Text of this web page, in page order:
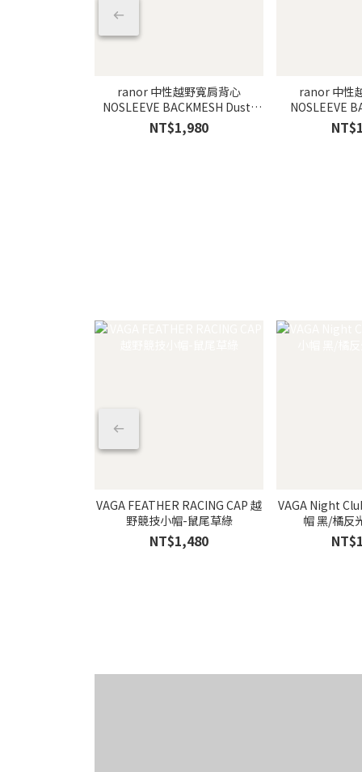
ranor 中性越野寬肩背心
NOSLEEVE BACKMESH Dusty
Pink/霧粉
NT$1,980
ranor 中性
NOSLEEVE
Blue/
VAGA FEATHER RACING CAP 越
野競技小帽-鼠尾草綠
NT$1,480
VAGA Night
帽 黑/橘